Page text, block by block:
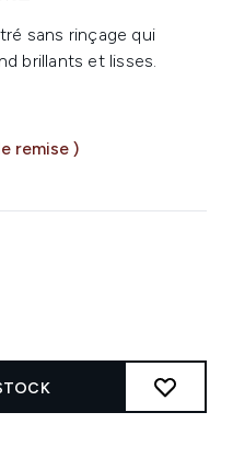
sans rinçage qui
brillants et lisses.
5
:
remise )